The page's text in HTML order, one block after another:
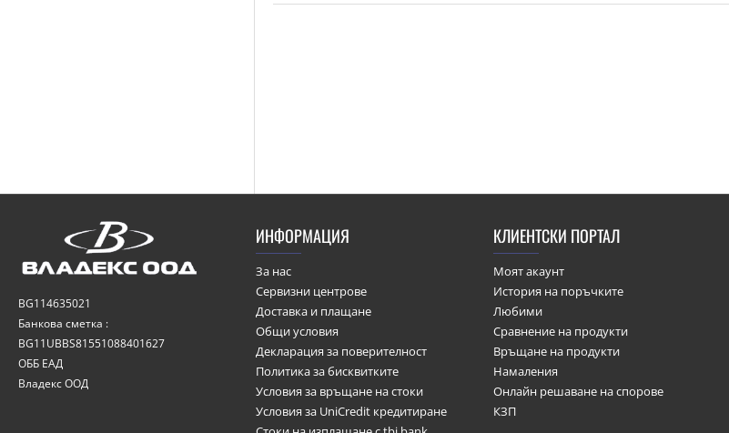
BG114635021
Банкова сметка :
BG11UBBS81551088401627
ОББ ЕАД
Владекс ООД
ИНФОРМАЦИЯ
За нас
Сервизни центрове
Доставка и плащане
Общи условия
Декларация за поверителност
Политика за бисквитките
Условия за връщане на стоки
Условия за UniCredit кредитиране
КЛИЕНТСКИ ПОРТАЛ
Моят акаунт
История на поръчките
Любими
Сравнение на продукти
Връщане на продукти
Намаления
Онлайн решаване на спорове
КЗП